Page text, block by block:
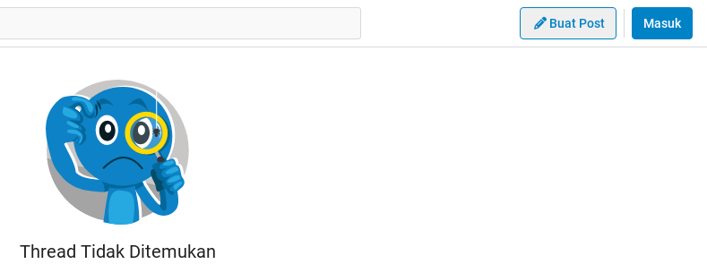
Buat Post Masuk
Thread Tidak Ditemukan